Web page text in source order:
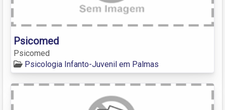
Psicomed
Psicomed
Psicologia Infanto-Juvenil em Palmas